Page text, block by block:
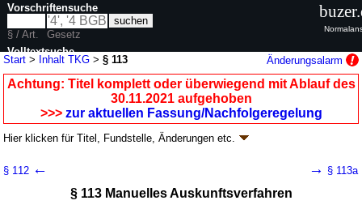
Start > Inhalt TKG >§ 113 Änderungsalarm
Achtung: Titel komplett oder überwiegend mit Ablauf des
30.11.2021 aufgehoben
>>> zur aktuellen Fassung/Nachfolgeregelung
Hier klicken fürTitel, Fundstelle, Änderungen etc.
BGBl. I S. 1858
§ 112 ← → § 113a
§ 113 Manuelles Auskunftsverfahren
Vorschriftensuche
§ / Art.
Gesetz
Volltextsuche
nur in TKG